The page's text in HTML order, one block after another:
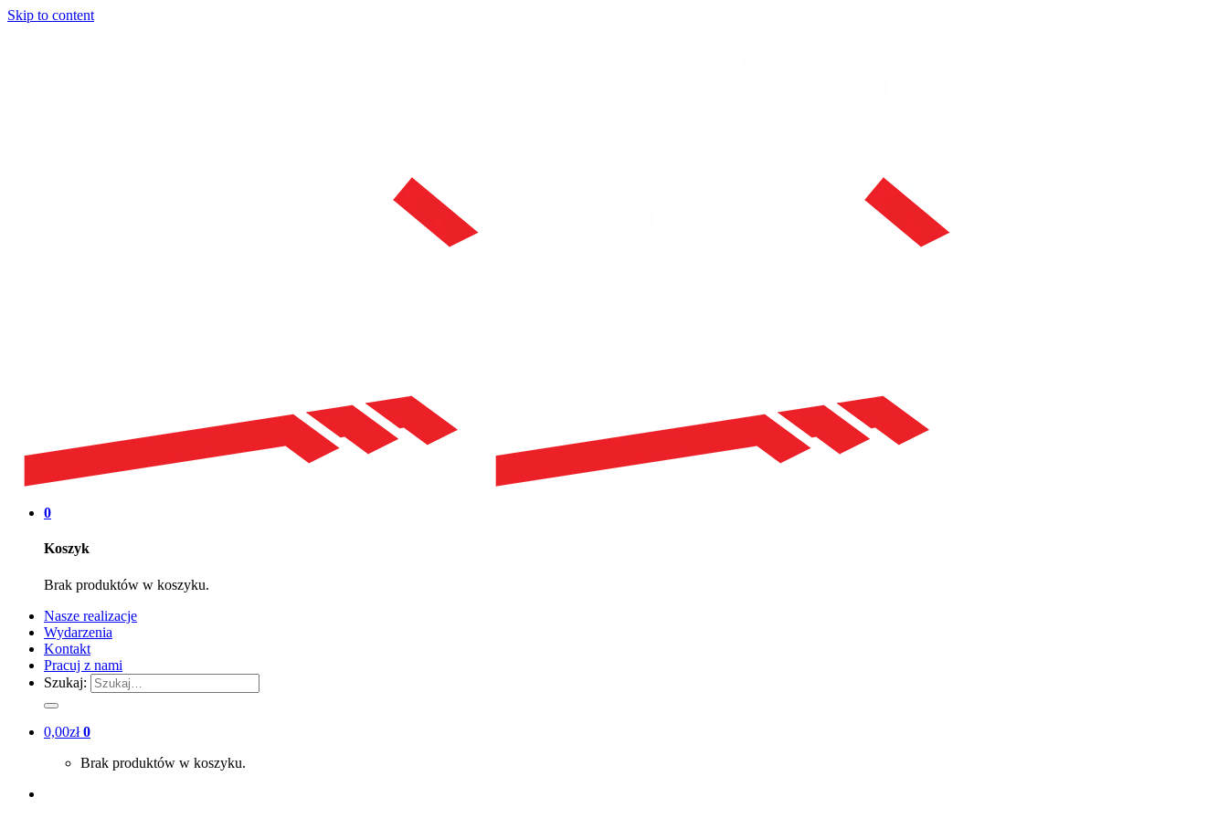
Skip to content
0
Koszyk
Brak produktów w koszyku.
Nasze realizacje
Wydarzenia
Kontakt
Pracuj z nami
Szukaj:
0,00zł 0
Brak produktów w koszyku.